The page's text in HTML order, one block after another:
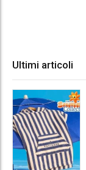
Ultimi articoli